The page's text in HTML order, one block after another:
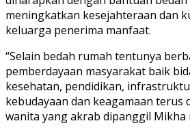
meningkatkan kesejahteraan dan
keluarga penerima manfaat.
“Selain bedah rumah tentunya
pemberdayaan masyarakat baik
kesehatan, pendidikan,
kebudayaan dan keagamaan terus
wanita yang akrab dipanggil Mikha